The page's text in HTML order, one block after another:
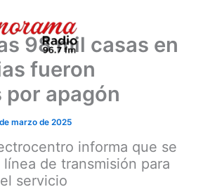
98 mil casas en
fueron
apagón
marzo de 2025
informa que se
de transmisión para
servicio